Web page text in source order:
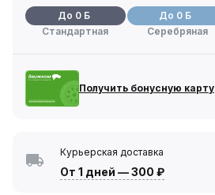
До 0 Б
Стандартная
До 0 Б
Серебряная
Получить бонусную карту
Курьерская доставка
От 1 дней —300 ₽